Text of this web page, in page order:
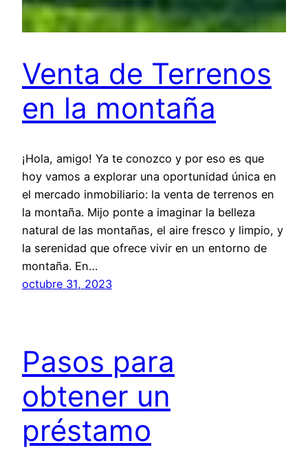
Venta de Terrenos
en la montaña
¡Hola, amigo! Ya te conozco y por eso es que
hoy vamos a explorar una oportunidad única en
el mercado inmobiliario: la venta de terrenos en
la montaña. Mijo ponte a imaginar la belleza
natural de las montañas, el aire fresco y limpio, y
la serenidad que ofrece vivir en un entorno de
montaña. En…
octubre 31, 2023
Pasos para
obtener un
préstamo